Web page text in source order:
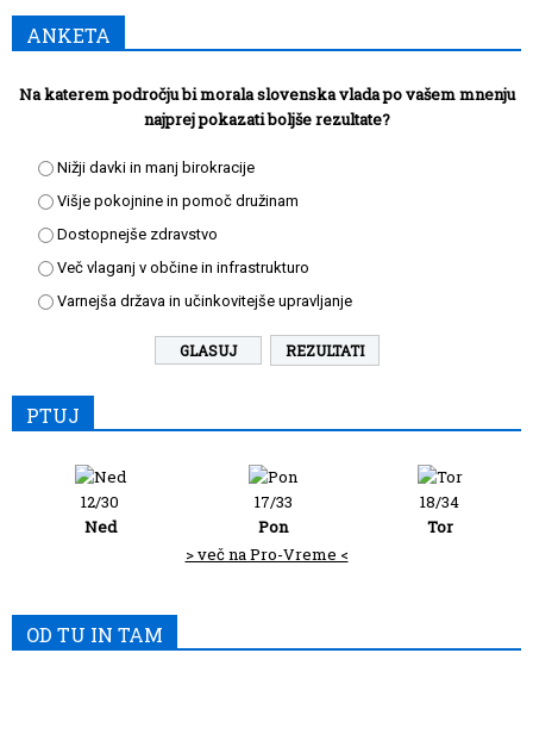
ANKETA
Na katerem področju bi morala slovenska vlada po vašem mnenju
najprej pokazati boljše rezultate?
Nižji davki in manj birokracije
Višje pokojnine in pomoč družinam
Dostopnejše zdravstvo
Več vlaganj v občine in infrastrukturo
Varnejša država in učinkovitejše upravljanje
REZULTATI
PTUJ
12/30
Ned
17/33
Pon
18/34
Tor
> več na Pro-Vreme <
OD TU IN TAM